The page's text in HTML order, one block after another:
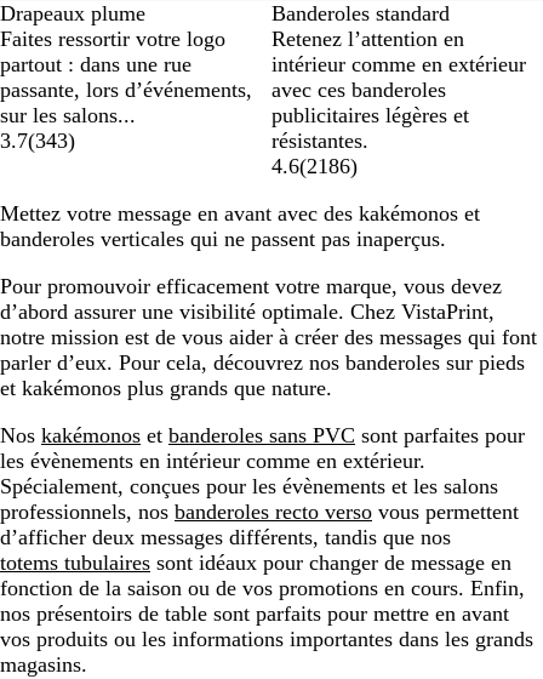
Drapeaux plume
Faites ressortir votre logo
partout : dans une rue
passante, lors d’événements,
sur les salons...
3.7(343)
Banderoles standard
Retenez l’attention en
intérieur comme en extérieur
avec ces banderoles
publicitaires légères et
résistantes.
4.6(2186)
Mettez votre message en avant avec des kakémonos et
banderoles verticales qui ne passent pas inaperçus.
Pour promouvoir efficacement votre marque, vous devez
d’abord assurer une visibilité optimale. Chez VistaPrint,
notre mission est de vous aider à créer des messages qui font
parler d’eux. Pour cela, découvrez nos banderoles sur pieds
et kakémonos plus grands que nature.
Nos kakémonos et banderoles sans PVC sont parfaites pour
les évènements en intérieur comme en extérieur.
Spécialement, conçues pour les évènements et les salons
professionnels, nos banderoles recto verso vous permettent
d’afficher deux messages différents, tandis que nos
totems tubulaires sont idéaux pour changer de message en
fonction de la saison ou de vos promotions en cours. Enfin,
nos présentoirs de table sont parfaits pour mettre en avant
vos produits ou les informations importantes dans les grands
magasins.